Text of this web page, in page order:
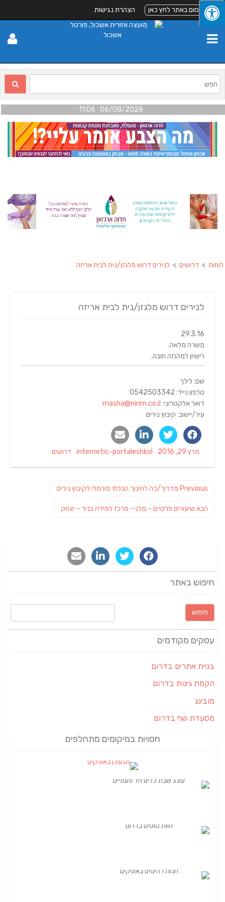
לפרסום באתר לחץ כאן הצהרת נגישות
06/08/2026 11:06
לוחות > דרושים > לנירים דרוש מלגזן/נית לבית אריזה
לנירים דרוש מלגזן/נית לבית אריזה
29.3.16
משרה מלאה.
רישיון למלגזה חובה.
שם: לילך
טלפון נייד: 0542503342
דואר אלקטרוני: masha@nirim.co.il
עיר/יישוב: קיבוץ נירים
Posted
מרץ 29, 2016 Author
internetic-portaleshkol
Categories
דרושים
Previous
Previous
מדריך/כה לחינוך הבלתי פורמלי לקיבוץ נירים
הבא פוסט
שיעורים פרטיים – מלני- מרכז למידה בניר – יצחק
חיפוש באתר
חיפוש:
עסקים מקודמים
בניית אתרים בדרום
הקמת גינות בדרום
מובינג
מסעדת שף בדרום
חסויות במיקומים מתחלפים